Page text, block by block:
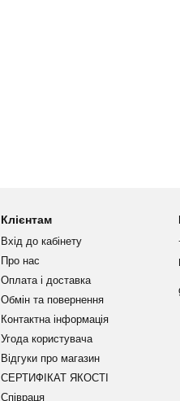
Клієнтам
Вхід до кабінету
Про нас
Оплата і доставка
Обмін та повернення
Контактна інформація
Угода користувача
Відгуки про магазин
СЕРТИФІКАТ ЯКОСТІ
Співраця